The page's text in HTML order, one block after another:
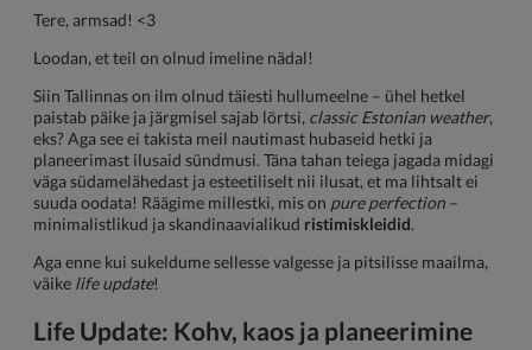
Tere, armsad! <3
Loodan, et teil on olnud imeline nädal!
Siin Tallinnas on ilm olnud täiesti hullumeelne – ühel hetkel
paistab päike ja järgmisel sajab lörtsi, classic Estonian weather,
eks? Aga see ei takista meil nautimast hubaseid hetki ja
planeerimast ilusaid sündmusi. Täna tahan teiega jagada midagi
väga südamelähedast ja esteetiliselt nii ilusat, et ma lihtsalt ei
suuda oodata! Räägime millestki, mis on pure perfection –
minimalistlikud ja skandinaavialikud ristimiskleidid.
Aga enne kui sukeldume sellesse valgesse ja pitsilisse maailma,
väike life update!
Life Update: Kohv, kaos ja planeerimine